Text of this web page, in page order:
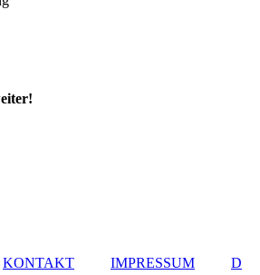
KONTAKT IMPRESSUM D